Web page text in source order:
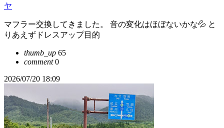
ヤ
マフラー交換してきました。 音の変化はほぼないかな💦 と
りあえずドレスアップ目的
thumb_up 65
comment0
2026/07/20 18:09